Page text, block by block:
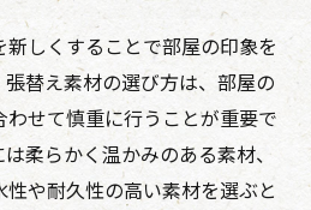
しくすることで部屋の印象を
替え素材の選び方は、部屋の
せて慎重に行うことが重要で
柔らかく温かみのある素材、
や耐久性の高い素材を選ぶと